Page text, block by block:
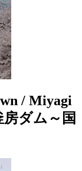
/ Miyagi
ダム～国